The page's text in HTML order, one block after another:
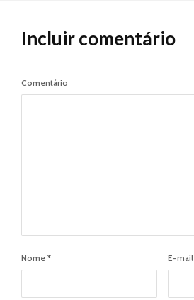
Incluir comentário
Comentário
Nome * E-mail